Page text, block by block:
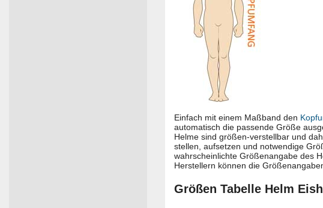
Einfach mit einem Maßband den
automatisch die passende Größe
Helme sind größen-verstellbar und
stellen, aufsetzen und notwendige
wahrscheinlichte Größenangabe des
Herstellern können die
Größen Tabelle Helm